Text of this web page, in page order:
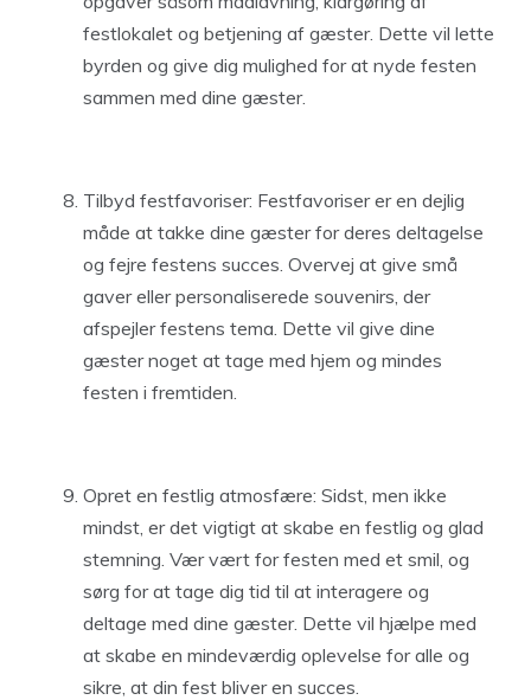
festlokalet og betjening af gæster. Dette vil lette
byrden og give dig mulighed for at nyde festen
sammen med dine gæster.
Tilbyd festfavoriser: Festfavoriser er en dejlig
måde at takke dine gæster for deres deltagelse
og fejre festens succes. Overvej at give små
gaver eller personaliserede souvenirs, der
afspejler festens tema. Dette vil give dine
gæster noget at tage med hjem og mindes
festen i fremtiden.
Opret en festlig atmosfære: Sidst, men ikke
mindst, er det vigtigt at skabe en festlig og glad
stemning. Vær vært for festen med et smil, og
sørg for at tage dig tid til at interagere og
deltage med dine gæster. Dette vil hjælpe med
at skabe en mindeværdig oplevelse for alle og
sikre, at din fest bliver en succes.